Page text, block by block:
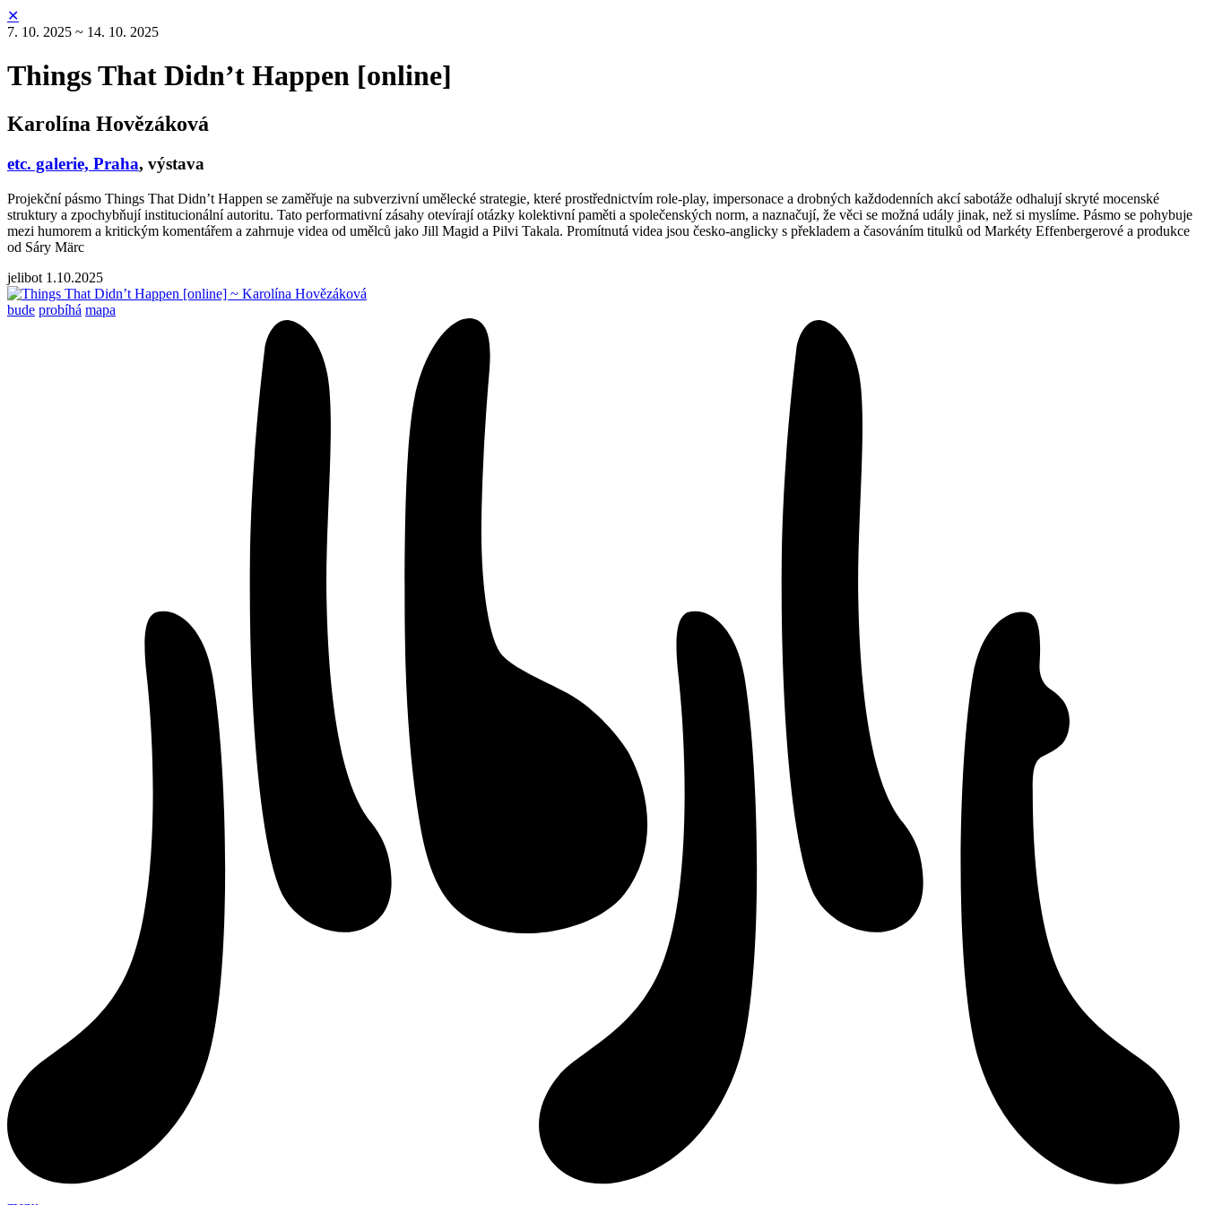
✕
7. 10. 2025 ~ 14. 10. 2025
Things That Didn’t Happen [online]
Karolína Hovězáková
etc. galerie, Praha, výstava
Projekční pásmo Things That Didn’t Happen se zaměřuje na subverzivní umělecké strategie, které prostřednictvím role-play, impersonace a drobných každodenních akcí sabotáže odhalují skryté mocenské
struktury a zpochybňují institucionální autoritu. Tato performativní zásahy otevírají otázky kolektivní paměti a společenských norm, a naznačují, že věci se možná udály jinak, než si myslíme. Pásmo se pohybuje
mezi humorem a kritickým komentářem a zahrnuje videa od umělců jako Jill Magid a Pilvi Takala. Promítnutá videa jsou česko-anglicky s překladem a časováním titulků od Markéty Effenbergerové a produkce
od Sáry Märc
jelibot 1.10.2025
bude probíhá mapa